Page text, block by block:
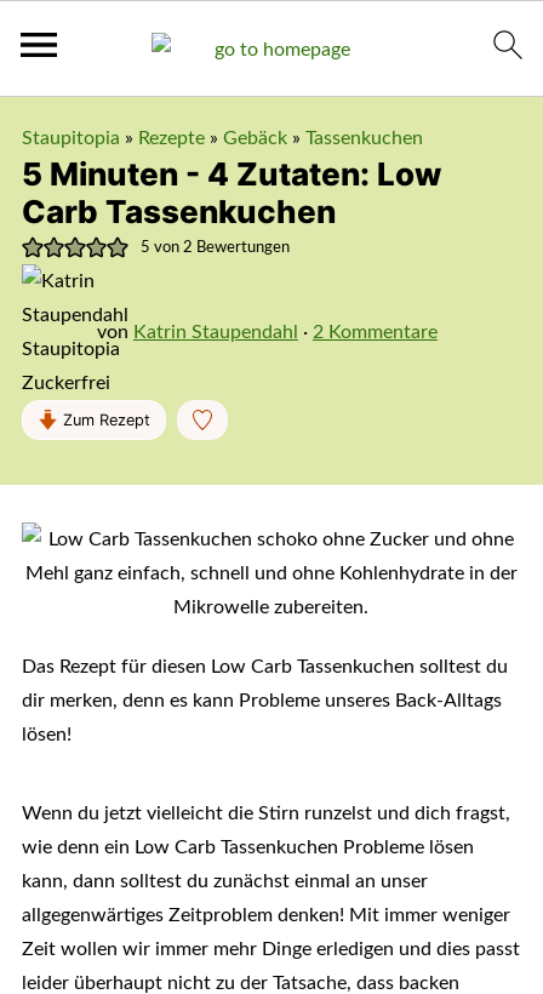
Staupitopia » Rezepte» Gebäck» Tassenkuchen
5 Minuten - 4 Zutaten: Low
Carb Tassenkuchen
5 von 2 Bewertungen
von Katrin Staupendahl · 2 Kommentare
Zum Rezept
Das Rezept für diesen Low Carb Tassenkuchen solltest du
dir merken, denn es kann Probleme unseres Back-Alltags
lösen!
Wenn du jetzt vielleicht die Stirn runzelst und dich fragst,
wie denn ein Low Carb Tassenkuchen Probleme lösen
kann, dann solltest du zunächst einmal an unser
allgegenwärtiges Zeitproblem denken! Mit immer weniger
Zeit wollen wir immer mehr Dinge erledigen und dies passt
leider überhaupt nicht zu der Tatsache, dass backen